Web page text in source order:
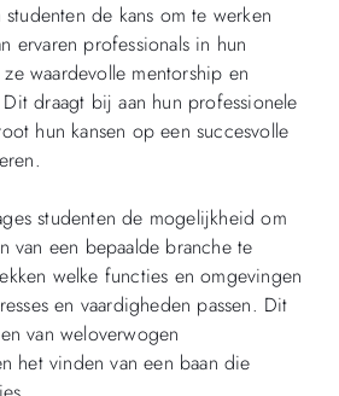
de kans om te werken
ervaren professionals in hun
waardevolle mentorship en
draagt bij aan hun professionele
hun kansen op een succesvolle
studenten de mogelijkheid om
van een bepaalde branche te
welke functies en omgevingen
en vaardigheden passen. Dit
van weloverwogen
het vinden van een baan die